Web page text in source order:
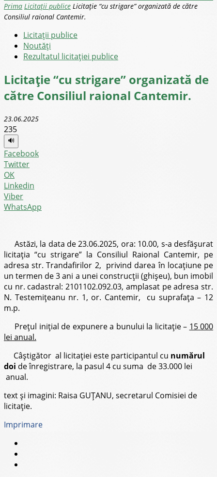
Prima Licitații publice Licitație “cu strigare” organizată de către
Consiliul raional Cantemir.
Licitații publice
Noutăţi
Rezultatul licitației publice
Licitație “cu strigare” organizată de
către Consiliul raional Cantemir.
23.06.2025
235
🔊
Facebook
Twitter
OK
Linkedin
Viber
WhatsApp
Astăzi, la data de 23.06.2025, ora: 10.00, s-a desfășurat
licitația “cu strigare” la Consiliul Raional Cantemir, pe
adresa str. Trandafirilor 2, privind darea în locațiune pe
un termen de 3 ani a unei construcții (ghișeu), bun imobil
cu nr. cadastral: 2101102.092.03, amplasat pe adresa str.
N. Testemițeanu nr. 1, or. Cantemir, cu suprafața – 12
m.p.
Prețul inițial de expunere a bunului la licitație – 15 000
lei anual.
Câștigător al licitației este participantul cu numărul
doi de înregistrare, la pasul 4 cu suma de 33.000 lei
anual.
text și imagini: Raisa GUȚANU, secretarul Comisiei de
licitație.
Imprimare